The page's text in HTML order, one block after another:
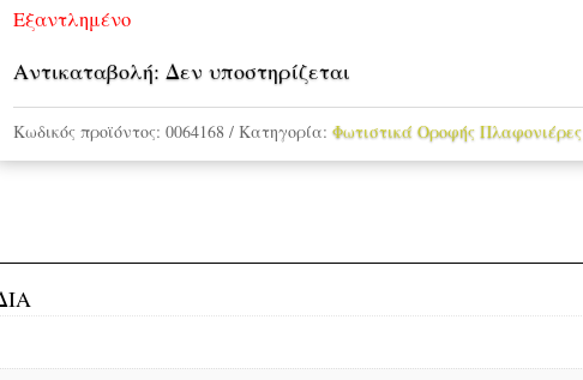
Εξαντλημένο
Αντικαταβολή: Δεν υποστηρίζεται
Κωδικός προϊόντος: 0064168 Κατηγορία: Φωτιστικά Οροφής Πλαφονιέρες